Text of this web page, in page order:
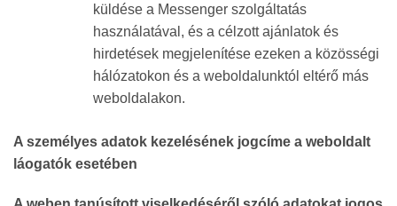
küldése a Messenger szolgáltatás
használatával, és a célzott ajánlatok és
hirdetések megjelenítése ezeken a közösségi
hálózatokon és a weboldalunktól eltérő más
weboldalakon.
A személyes adatok kezelésének jogcíme a weboldalt
láogatók esetében